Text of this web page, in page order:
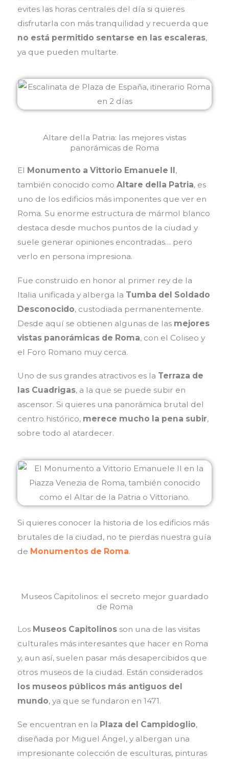
evites las horas centrales del día si quieres
disfrutarla con más tranquilidad y recuerda que
no está permitido sentarse en las escaleras,
ya que pueden multarte.
Altare della Patria: las mejores vistas
panorámicas de Roma
El Monumento a Vittorio Emanuele II ,
también conocido como Altare della Patria, es
uno de los edificios más imponentes que ver en
Roma. Su enorme estructura de mármol blanco
destaca desde muchos puntos de la ciudad y
suele generar opiniones encontradas… pero
verlo en persona impresiona.
Fue construido en honor al primer rey de la
Italia unificada y alberga la Tumba del Soldado
Desconocido, custodiada permanentemente.
Desde aquí se obtienen algunas de las mejores
vistas panorámicas de Roma, con el Coliseo y
el Foro Romano muy cerca.
Uno de sus grandes atractivos es la Terraza de
las Cuadrigas, a la que se puede subir en
ascensor. Si quieres una panorámica brutal del
centro histórico, merece mucho la pena subir,
sobre todo al atardecer.
Si quieres conocer la historia de los edificios más
brutales de la ciudad, no te pierdas nuestra guía
de Monumentos de Roma.
Museos Capitolinos: el secreto mejor guardado
de Roma
Los Museos Capitolinosson una de las visitas
culturales más interesantes que hacer en Roma
y, aun así, suelen pasar más desapercibidos que
otros museos de la ciudad. Están considerados
los museos públicos más antiguos del
mundo, ya que se fundaron en 1471.
Se encuentran en la Plaza del Campidoglio,
diseñada por Miguel Ángel, y albergan una
impresionante colección de esculturas, pinturas